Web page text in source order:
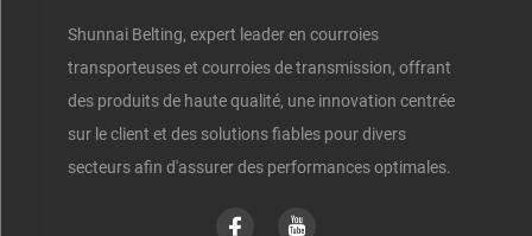
Shunnai Belting, expert leader en courroies
transporteuses et courroies de transmission, offrant
des produits de haute qualité, une innovation centrée
sur le client et des solutions fiables pour divers
secteurs afin d'assurer des performances optimales.